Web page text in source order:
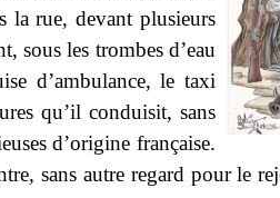
la rue, devant plusieurs
sous les trombes d’eau
d’ambulance, le taxi
qu’il conduisit, sans
d’origine française.
sans autre regard pour le